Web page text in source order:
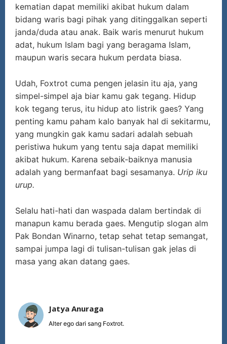
kematian dapat memiliki akibat hukum dalam
bidang waris bagi pihak yang ditinggalkan seperti
janda/duda atau anak. Baik waris menurut hukum
adat, hukum Islam bagi yang beragama Islam,
maupun waris secara hukum perdata biasa.
Udah, Foxtrot cuma pengen jelasin itu aja, yang
simpel-simpel aja biar kamu gak tegang. Hidup
kok tegang terus, itu hidup ato listrik gaes? Yang
penting kamu paham kalo banyak hal di sekitarmu,
yang mungkin gak kamu sadari adalah sebuah
peristiwa hukum yang tentu saja dapat memiliki
akibat hukum. Karena sebaik-baiknya manusia
adalah yang bermanfaat bagi sesamanya. Urip iku
urup.
Selalu hati-hati dan waspada dalam bertindak di
manapun kamu berada gaes. Mengutip slogan alm
Pak Bondan Winarno, tetap sehat tetap semangat,
sampai jumpa lagi di tulisan-tulisan gak jelas di
masa yang akan datang gaes.
Jatya Anuraga
Alter ego dari sang Foxtrot.